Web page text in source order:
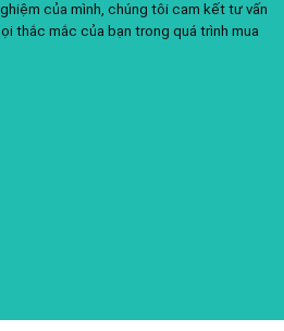
của mình, chúng tôi cam kết tư vấn
thắc mắc của bạn trong quá trình mua